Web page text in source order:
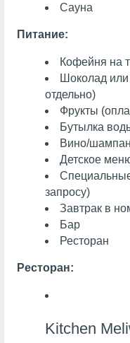
Сауна
Питание:
Кофейня на
Шоколад или
отдельно)
Фрукты
Бутылка
Вино/
Детское
запросу)
Завтрак в
Бар
Ресторан
Ресторан:
Kitchen